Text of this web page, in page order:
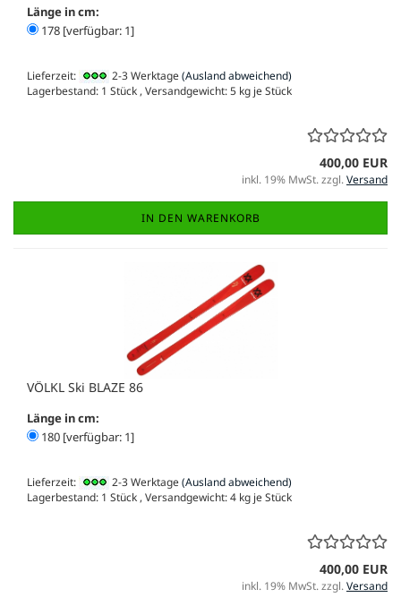
Länge in cm:
178 [verfügbar: 1]
Lieferzeit: 2-3 Werktage(Ausland abweichend)
Lagerbestand: 1 Stück , Versandgewicht:5 kg je Stück
400,00 EUR
inkl. 19% MwSt. zzgl.Versand
IN DEN WARENKORB
VÖLKL Ski BLAZE 86
Länge in cm:
180 [verfügbar: 1]
Lieferzeit: 2-3 Werktage(Ausland abweichend)
Lagerbestand: 1 Stück , Versandgewicht:4 kg je Stück
400,00 EUR
inkl. 19% MwSt. zzgl.Versand